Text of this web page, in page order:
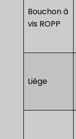
Bouchon à
vis ROPP
Liège